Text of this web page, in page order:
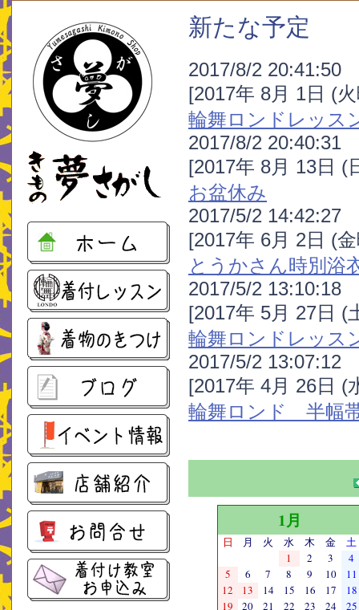
新たな予定
2017/8/2 20:41:50
[2017年 8月 1日 (
輪舞ロンドレッス
2017/8/2 20:40:31
[2017年 8月 13日 (
お盆休み
2017/5/2 14:42:27
[2017年 6月 2日 (
とうかさん時別浴
2017/5/2 13:10:18
[2017年 5月 27日 (
輪舞ロンドレッス
2017/5/2 13:07:12
[2017年 4月 26日 (
輪舞ロンド 半幅
1月
日 月 火 水 木 金
土
1
2 3
4
5
6 7 8 9 10
11
12
13 14 15 16 17
18
19
20 21 22 23 24
25